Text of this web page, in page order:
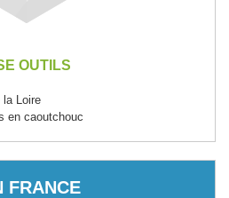
OUTILS
la Loire
en caoutchouc
FRANCE